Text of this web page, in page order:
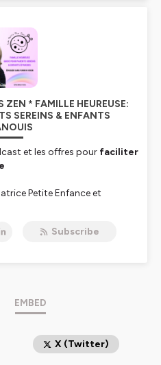
* FAMILLE HEUREUSE:
SEREINS & ENFANTS
et les offres pour faciliter
Petite Enfance et
plus d’harmonie à la
mon expérience en classe de
en formations et des
Subscribe
EMBED
X (Twitter)